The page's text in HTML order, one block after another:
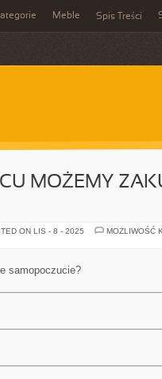
Meble Spis Treści
MOŻEMY
ON LIS - 8 - 2025 MOŻLIWOŚĆ
samopoczucie?